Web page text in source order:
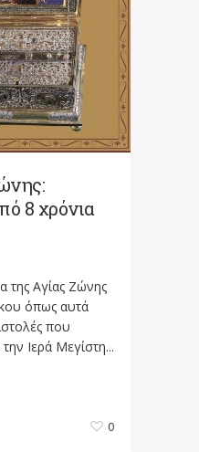
8 χρόνια
Αγίας Ζώνης
όπως αυτά
που
Ιερά Μεγίστη...
0